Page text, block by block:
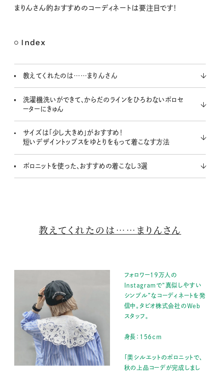
まりんさん的おすすめのコーディネートは要注目です！
Index
教えてくれたのは……まりんさん
洗濯機洗いができて、からだのラインをひろわないポロセ
ーターにきゅん
サイズは「少し大きめ」がおすすめ！
短いデザイントップスをゆとりをもって着こなす方法
ポロニットを使った、おすすめの着こなし3選
教えてくれたのは……まりんさん
フォロワー19万人の
Instagramで“真似しやすい
シンプル”なコーディネートを発
信中。タビオ株式会社のWeb
スタッフ。
身長：156cm
「美シルエットのポロニットで、
秋の上品コーデが完成しまし